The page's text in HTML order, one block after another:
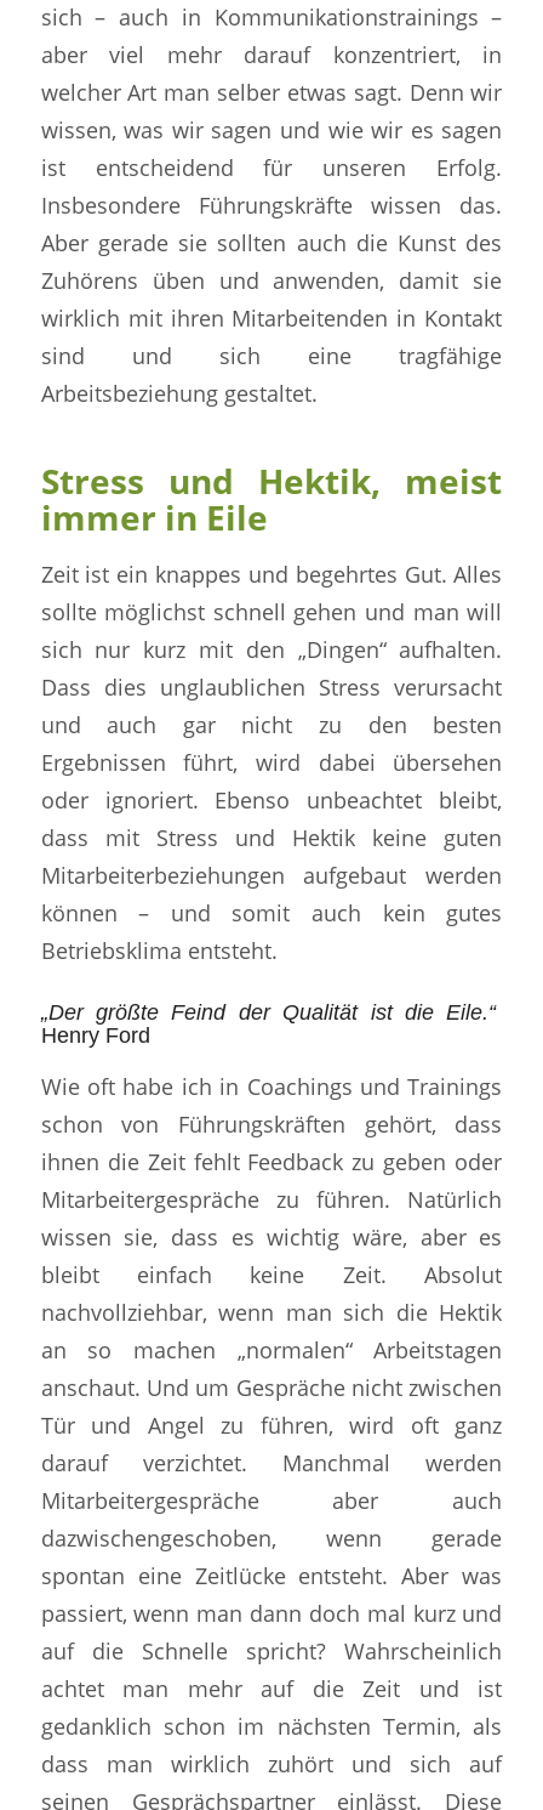
sich – auch in Kommunikationstrainings –
aber viel mehr darauf konzentriert, in
welcher Art man selber etwas sagt. Denn wir
wissen, was wir sagen und wie wir es sagen
ist entscheidend für unseren Erfolg.
Insbesondere Führungskräfte wissen das.
Aber gerade sie sollten auch die Kunst des
Zuhörens üben und anwenden, damit sie
wirklich mit ihren Mitarbeitenden in Kontakt
sind und sich eine tragfähige
Arbeitsbeziehung gestaltet.
Stress und Hektik, meist
immer in Eile
Zeit ist ein knappes und begehrtes Gut. Alles
sollte möglichst schnell gehen und man will
sich nur kurz mit den „Dingen“ aufhalten.
Dass dies unglaublichen Stress verursacht
und auch gar nicht zu den besten
Ergebnissen führt, wird dabei übersehen
oder ignoriert. Ebenso unbeachtet bleibt,
dass mit Stress und Hektik keine guten
Mitarbeiterbeziehungen aufgebaut werden
können – und somit auch kein gutes
Betriebsklima entsteht.
„Der größte Feind der Qualität ist die Eile.“
Henry Ford
Wie oft habe ich in Coachings und Trainings
schon von Führungskräften gehört, dass
ihnen die Zeit fehlt Feedback zu geben oder
Mitarbeitergespräche zu führen. Natürlich
wissen sie, dass es wichtig wäre, aber es
bleibt einfach keine Zeit. Absolut
nachvollziehbar, wenn man sich die Hektik
an so machen „normalen“ Arbeitstagen
anschaut. Und um Gespräche nicht zwischen
Tür und Angel zu führen, wird oft ganz
darauf verzichtet. Manchmal werden
Mitarbeitergespräche aber auch
dazwischengeschoben, wenn gerade
spontan eine Zeitlücke entsteht. Aber was
passiert, wenn man dann doch mal kurz und
auf die Schnelle spricht? Wahrscheinlich
achtet man mehr auf die Zeit und ist
gedanklich schon im nächsten Termin, als
dass man wirklich zuhört und sich auf
seinen Gesprächspartner einlässt. Diese